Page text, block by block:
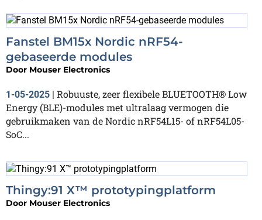
Fanstel BM15x Nordic nRF54-
gebaseerde modules
Door Mouser Electronics
1-05-2025 | Robuuste, zeer flexibele BLUETOOTH® Low
Energy (BLE)-modules met ultralaag vermogen die
gebruikmaken van de Nordic nRF54L15- of nRF54L05-
SoC...
Thingy:91 X™ prototypingplatform
Door Mouser Electronics